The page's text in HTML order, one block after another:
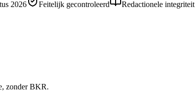
2026 Feitelijk gecontroleerd
Redactionele integriteit
zonder BKR.